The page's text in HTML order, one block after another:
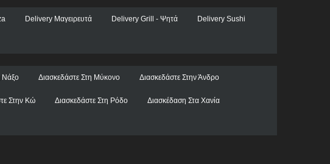
Delivery Μαγειρευτά Delivery Grill - Ψητά Delivery Sushi
Νάξο Διασκεδάστε Στη Μύκονο Διασκεδάστε Στην Άνδρο
Στην Κώ Διασκεδάστε Στη Ρόδο Διασκέδαση Στα Χανία